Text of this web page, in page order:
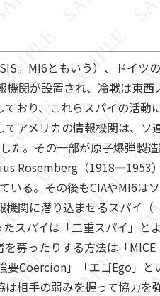
。MI6ともいう）、ドイツ
機関が設置され、冷戦は東西
おり、これらスパイの活動
アメリカの情報機関は、ソ
た。その一部が原子爆弾製
Rosemberg（1918―1953
る。その後もCIAやMI6は
関に潜り込ませるスパイ（
スパイは「二重スパイ」と
募ったりする方法は「MICE
Coercion」「エゴEgo」と
相手の弱みを握って協力を